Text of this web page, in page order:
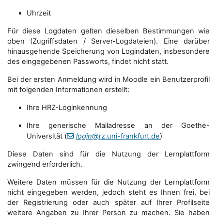
Uhrzeit
Für diese Logdaten gelten dieselben Bestimmungen wie
oben (Zugriffsdaten / Server-Logdateien). Eine darüber
hinausgehende Speicherung von Logindaten, insbesondere
des eingegebenen Passworts, findet nicht statt.
Bei der ersten Anmeldung wird in Moodle ein Benutzerprofil
mit folgenden Informationen erstellt:
Ihre HRZ-Loginkennung
Ihre generische Mailadresse an der Goethe-
Universität (
login@rz.uni-frankfurt.de)
Diese Daten sind für die Nutzung der Lernplattform
zwingend erforderlich.
Weitere Daten müssen für die Nutzung der Lernplattform
nicht eingegeben werden, jedoch steht es Ihnen frei, bei
der Registrierung oder auch später auf Ihrer Profilseite
weitere Angaben zu Ihrer Person zu machen. Sie haben